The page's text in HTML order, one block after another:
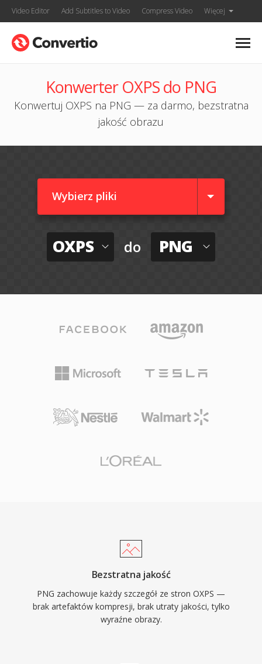
Video Editor Add Subtitles to Video Compress Video Więcej
Konwerter OXPS do PNG
Konwertuj OXPS na PNG — za darmo, bezstratna
jakość obrazu
Wybierz pliki
OXPS do PNG
Bezstratna jakość
PNG zachowuje każdy szczegół ze stron OXPS —
brak artefaktów kompresji, brak utraty jakości, tylko
wyraźne obrazy.